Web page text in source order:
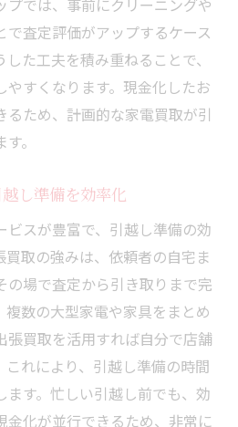
プでは、事前にクリーニングや
で査定評価がアップするケース
た工夫を積み重ねることで、
やすくなります。現金化したお
るため、計画的な家電買取が引
。
し準備を効率化
ビスが豊富で、引越し準備の効
取の強みは、依頼者の自宅ま
の場で査定から引き取りまで完
複数の大型家電や家具をまとめ
張買取を活用すれば自分で店舗
これにより、引越し準備の時間
ます。忙しい引越し前でも、効
金化が並行できるため、非常に